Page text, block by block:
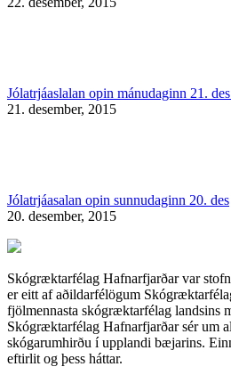
Jólatrjáaslalan opin mánudaginn 21.
21. desember, 2015
Jólatrjáasalan opin sunnudaginn 20. des
20. desember, 2015
Skógræktarfélag Hafnarfjarðar var
er eitt af aðildarfélögum
fjölmennasta skógræktarfélag landsins
Skógræktarfélag Hafnarfjarðar sér um
skógarumhirðu í upplandi bæjarins.
eftirlit og þess háttar.